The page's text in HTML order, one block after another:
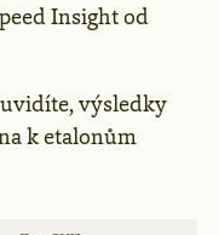
Insight od
výsledky
k etalonům